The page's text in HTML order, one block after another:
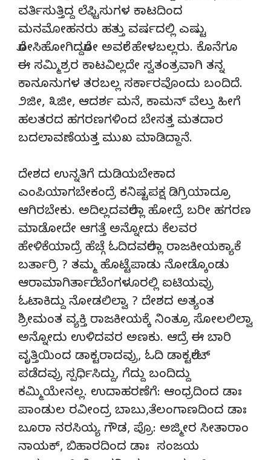
ವರ್ತಿಸುತ್ತಿದ್ದ ಲೆಫ್ಟಿಸುಗಳ ಕಾಟದಿಂದ
ಮನಮೋಹನರು ಹತ್ತು ವರ್ಷದಲ್ಲಿ ಎಷ್ಟು
ರೋಸಿಹೋಗಿದ್ದರೋ ಅವರೇ ಹೇಳಬಲ್ಲರು. ಕೊನೆಗೂ
ಈ ಸಮ್ಮಿಶ್ರರ ಕಾಟವಿಲ್ಲದೇ ಸ್ವತಂತ್ರವಾಗಿ ತನ್ನ
ಕಾನೂನುಗಳ ತರಬಲ್ಲ ಸರ್ಕಾರವೊಂದು ಬಂದಿದೆ.
೨ಜೀ, ೩ಜೀ, ಆದರ್ಶ ಮನೆ, ಕಾಮನ್ ವೆಲ್ತು ಹೀಗೆ
ಹಲತರದ ಹಗರಣಗಳಿಂದ ಬೇಸತ್ತ ಮತದಾರ
ಬದಲಾವಣೆಯತ್ತ ಮುಖ ಮಾಡಿದ್ದಾನೆ.
ದೇಶದ ಉನ್ನತಿಗೆ ದುಡಿಯಬೇಕಾದ
ಎಂಪಿಯಾಗಬೇಕಂದ್ರೆ ಕನಿಷ್ಟಪಕ್ಷ ಡಿಗ್ರಿಯಾದ್ರೂ
ಆಗಿರಬೇಕು. ಅದಿಲ್ಲದವರೆಲ್ಲಾ ಹೋದ್ರೆ ಬರೀ ಹಗರಣ
ಮಾಡೋದೇ ಆಗತ್ತೆ ಅನ್ನೋದು ಕೆಲವರ
ಹೇಳಿಕೆಯಾದ್ರೆ ಹೆಚ್ಗೆ ಓದಿದವರೆಲ್ಲಾ ರಾಜಕೀಯಕ್ಯಾಕೆ
ಬರ್ತಾರ್ರಿ ? ತಮ್ಮ ಹೊಟ್ಟೆಪಾಡು ನೋಡ್ಕೊಂಡು
ಆರಾಮಾಗಿರ್ತಾರೆ. ಬೆಂಗಳೂರಲ್ಲಿ ಐಟಿಯವ್ರು
ಓಟಾಕಿದ್ದು ನೋಡಲಿಲ್ವಾ ? ದೇಶದ ಅತ್ಯಂತ
ಶ್ರೀಮಂತ ವ್ಯಕ್ತಿ ರಾಜಕೀಯಕ್ಕೆ ನಿಂತ್ರೂ ಸೋಲಲಿಲ್ವಾ
ಅನ್ನೋದು ಉಳಿದವರ ಅಣಕು. ಆದ್ರೆ ಈ ಬಾರಿ
ವೃತ್ತಿಯಿಂದ ಡಾಕ್ಟರಾದವ್ರು, ಓದಿ ಡಾಕ್ಟರೇಟ್
ಪಡೆದವ್ರು ಸ್ಪರ್ಧಿಸಿದ್ದು, ಗೆದ್ದು ಬಂದಿದ್ದು
ಕಮ್ಮಿಯೇನಲ್ಲ. ಉದಾಹರಣೆಗೆ: ಆಂಧ್ರದಿಂದ ಡಾಃ
ಪಾಂಡುಲ ರವೀಂದ್ರ ಬಾಬು,ತೆಲಂಗಾಣದಿಂದ ಡಾಃ
ಬೂರಾ ನರಸಿಯ್ಯ ಗೌಡ, ಪ್ರೊ: ಅಜ್ಮೀರ ಸೀತಾರಾಂ
ನಾಯಕ್, ಬಿಹಾರದಿಂದ ಡಾಃ ಸಂಜಯ